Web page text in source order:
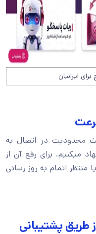
ایرانیان
محدودیت در اتصال به
میکنیم. برای رفع آن از
منتظر اتمام به روز رسانی